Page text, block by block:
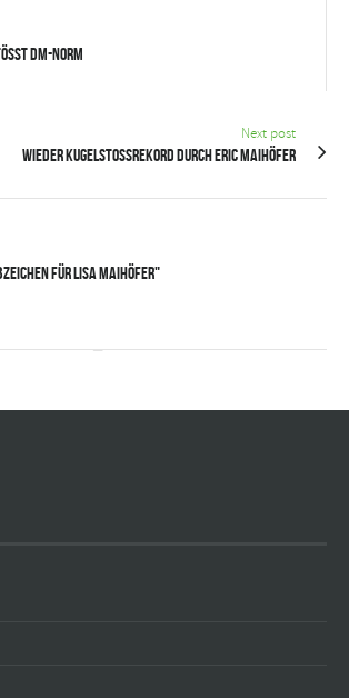
DM-Norm
Next post
Wieder Kugelstoßrekord durch Eric Maihöfer
für Lisa Maihöfer"